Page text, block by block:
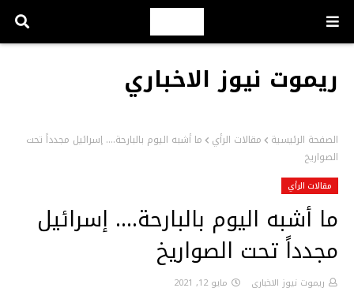
ريموت نيوز الاخباري
الصفحة الرئيسية مقالات الرأي
ما أشبه اليوم بالبارحة.... إسرائيل مجدداً تحت
الصواريخ
مقالات الرأي
ما أشبه اليوم بالبارحة.... إسرائيل
مجدداً تحت الصواريخ
ريموت نيوز الاخباري مايو 12, 2021